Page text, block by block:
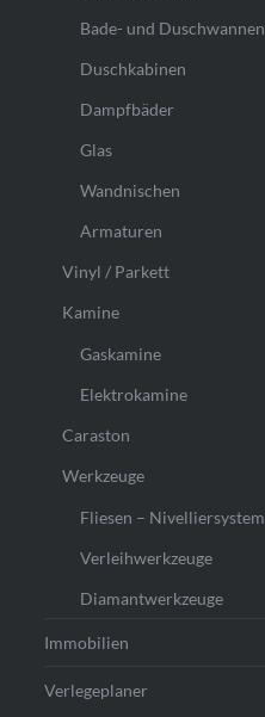
Bade- und Duschwannen
Duschkabinen
Dampfbäder
Glas
Wandnischen
Armaturen
Vinyl / Parkett
Kamine
Gaskamine
Elektrokamine
Caraston
Werkzeuge
Fliesen – Nivelliersystem
Verleihwerkzeuge
Diamantwerkzeuge
Immobilien
Verlegeplaner